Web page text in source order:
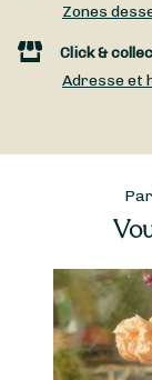
Zones
Click &
Adresse et